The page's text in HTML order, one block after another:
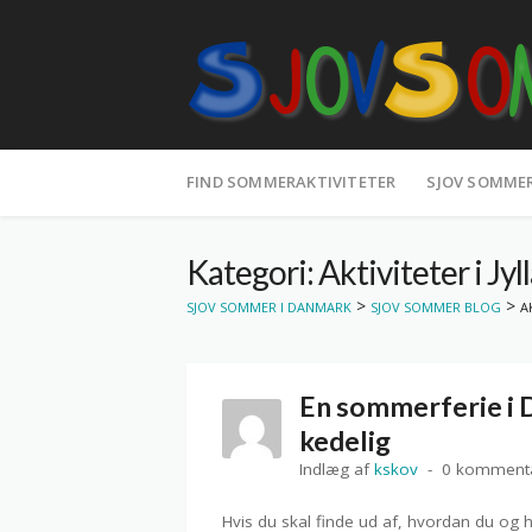
til
FIND SOMMERAKTIVITETER SJOV
Kategori: Aktiviteter i
SJOV SOMMER I DANMARK > SJOV SOMMER BLOG >
En sommerferie i
kedelig
Indlæg afkskov 0
Hvis du skal finde ud af, hvordan du